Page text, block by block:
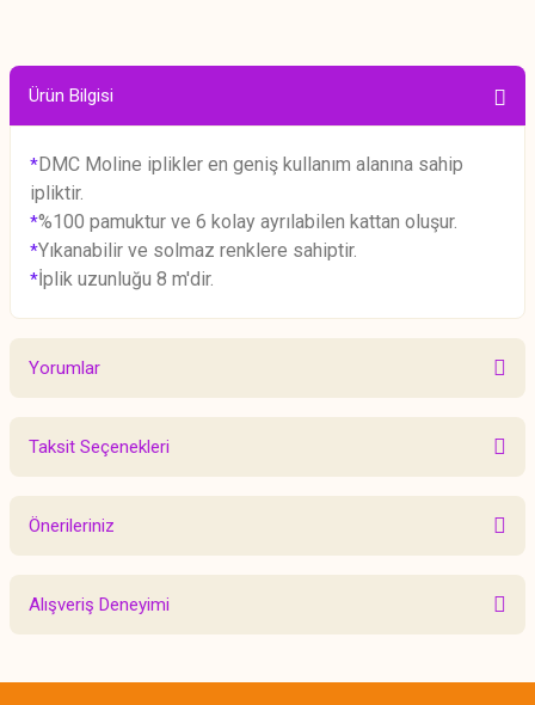
Ürün Bilgisi
*DMC Moline iplikler en geniş kullanım alanına sahip
ipliktir.
*%100 pamuktur ve 6 kolay ayrılabilen kattan oluşur.
*Yıkanabilir ve solmaz renklere sahiptir.
*İplik uzunluğu 8 m'dir.
Yorumlar
Taksit Seçenekleri
Önerileriniz
Bu ürünün fiyat bilgisi, resim, ürün açıklamalarında ve diğer konularda
yetersiz gördüğünüz noktaları öneri formunu kullanarak tarafımıza
Alışveriş Deneyimi